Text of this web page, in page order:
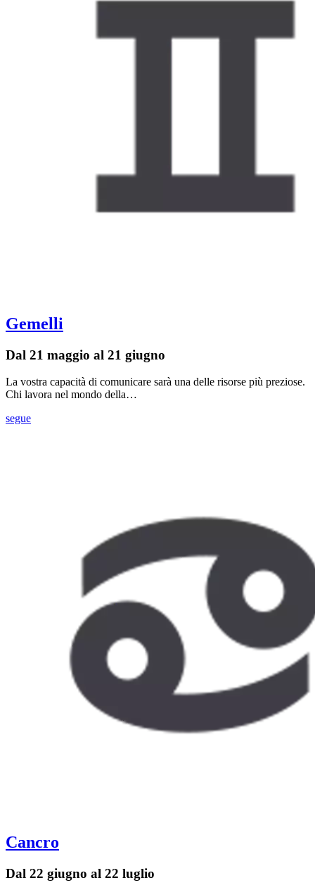
Gemelli
Dal 21 maggio al 21 giugno
La vostra capacità di comunicare sarà una delle risorse più preziose.
Chi lavora nel mondo della…
segue
Cancro
Dal 22 giugno al 22 luglio